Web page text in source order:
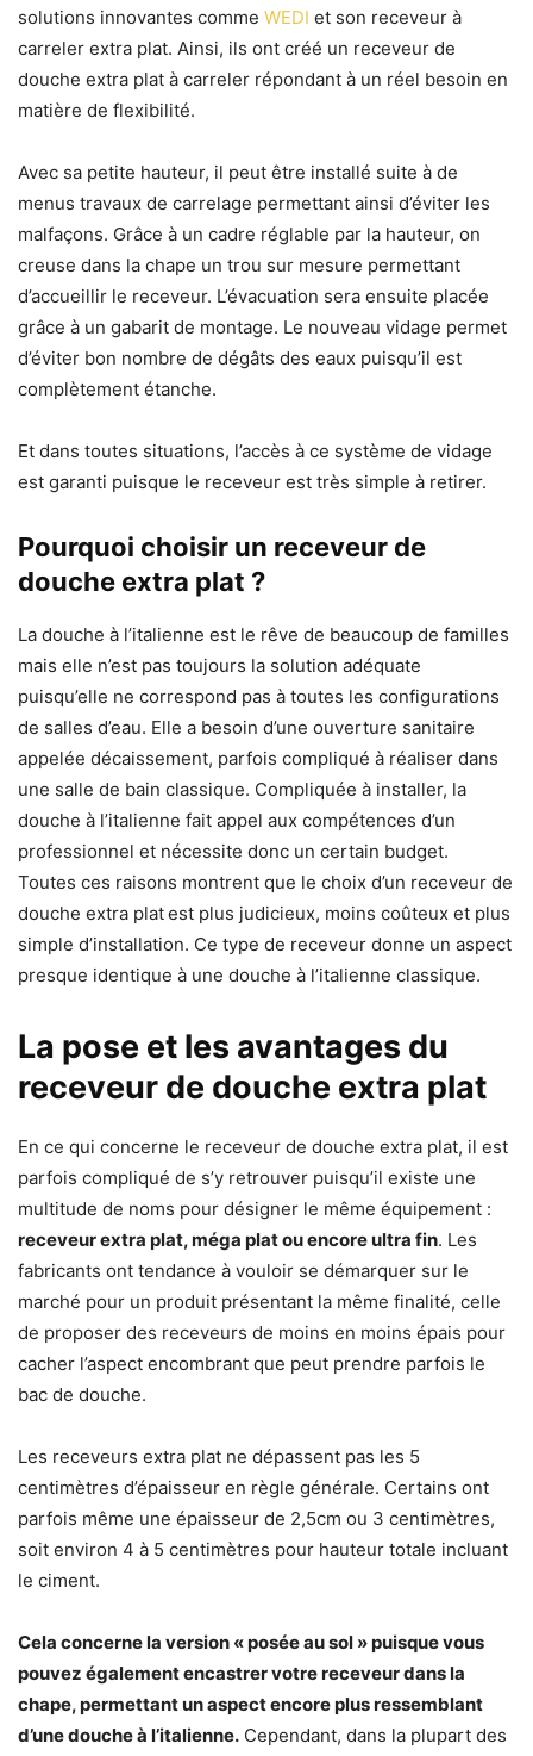
solutions innovantes comme WEDI et son receveur à
carreler extra plat. Ainsi, ils ont créé un receveur de
douche extra plat à carreler répondant à un réel besoin en
matière de flexibilité.
Avec sa petite hauteur, il peut être installé suite à de
menus travaux de carrelage permettant ainsi d’éviter les
malfaçons. Grâce à un cadre réglable par la hauteur, on
creuse dans la chape un trou sur mesure permettant
d’accueillir le receveur. L’évacuation sera ensuite placée
grâce à un gabarit de montage. Le nouveau vidage permet
d’éviter bon nombre de dégâts des eaux puisqu’il est
complètement étanche.
Et dans toutes situations, l’accès à ce système de vidage
est garanti puisque le receveur est très simple à retirer.
Pourquoi choisir un receveur de
douche extra plat ?
La douche à l’italienne est le rêve de beaucoup de familles
mais elle n’est pas toujours la solution adéquate
puisqu’elle ne correspond pas à toutes les configurations
de salles d’eau. Elle a besoin d’une ouverture sanitaire
appelée décaissement, parfois compliqué à réaliser dans
une salle de bain classique. Compliquée à installer, la
douche à l’italienne fait appel aux compétences d’un
professionnel et nécessite donc un certain budget.
Toutes ces raisons montrent que le choix d’un receveur de
douche extra platest plus judicieux, moins coûteux et plus
simple d’installation. Ce type de receveur donne un aspect
presque identique à une douche à l’italienne classique.
La pose et les avantages du
receveur de douche extra plat
En ce qui concerne le receveur de douche extra plat, il est
parfois compliqué de s’y retrouver puisqu’il existe une
multitude de noms pour désigner le même équipement :
receveur extra plat, méga plat ou encore ultra fin. Les
fabricants ont tendance à vouloir se démarquer sur le
marché pour un produit présentant la même finalité, celle
de proposer des receveurs de moins en moins épais pour
cacher l’aspect encombrant que peut prendre parfois le
bac de douche.
Les receveurs extra plat ne dépassent pas les 5
centimètres d’épaisseur en règle générale. Certains ont
parfois même une épaisseur de 2,5cm ou 3 centimètres,
soit environ 4 à 5 centimètres pour hauteur totale incluant
le ciment.
Cela concerne la version « posée au sol » puisque vous
pouvez également encastrer votre receveur dans la
chape, permettant un aspect encore plus ressemblant
d’une douche à l’italienne. Cependant, dans la plupart des